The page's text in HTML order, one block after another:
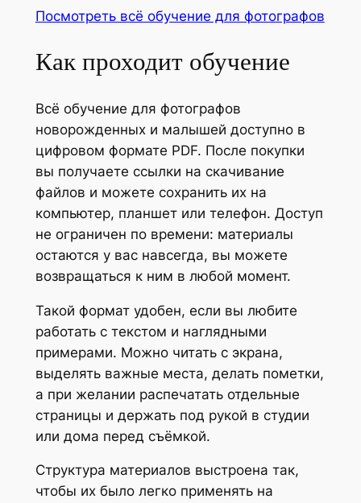
н
я
н
я
с
т
у
д
и
и
:
п
р
к
т
и
ч
е
с
к
й
Посмотреть всё обучение для фотографов
Как проходит обучение
Всё обучение для фотографов
новорожденных и малышей доступно в
цифровом формате PDF. После покупки
вы получаете ссылки на скачивание
файлов и можете сохранить их на
компьютер, планшет или телефон. Доступ
не ограничен по времени: материалы
остаются у вас навсегда, вы можете
возвращаться к ним в любой момент.
Такой формат удобен, если вы любите
работать с текстом и наглядными
примерами. Можно читать с экрана,
выделять важные места, делать пометки,
а при желании распечатать отдельные
страницы и держать под рукой в студии
или дома перед съёмкой.
Структура материалов выстроена так,
чтобы их было легко применять на